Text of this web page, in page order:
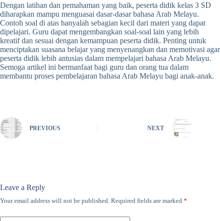
Dengan latihan dan pemahaman yang baik, peserta didik kelas 3 SD
diharapkan mampu menguasai dasar-dasar bahasa Arab Melayu.
Contoh soal di atas hanyalah sebagian kecil dari materi yang dapat
dipelajari. Guru dapat mengembangkan soal-soal lain yang lebih
kreatif dan sesuai dengan kemampuan peserta didik. Penting untuk
menciptakan suasana belajar yang menyenangkan dan memotivasi agar
peserta didik lebih antusias dalam mempelajari bahasa Arab Melayu.
Semoga artikel ini bermanfaat bagi guru dan orang tua dalam
membantu proses pembelajaran bahasa Arab Melayu bagi anak-anak.
PREVIOUS NEXT
Leave a Reply
Your email address will not be published. Required fields are marked *